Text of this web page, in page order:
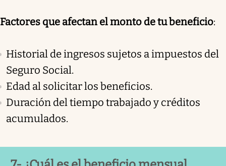
Factores que afectan el monto de tu beneficio:
Historial de ingresos sujetos a impuestos del
Seguro Social.
Edad al solicitar los beneficios.
Duración del tiempo trabajado y créditos
acumulados.